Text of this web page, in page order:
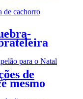
CC133
de
mesmo
CC223